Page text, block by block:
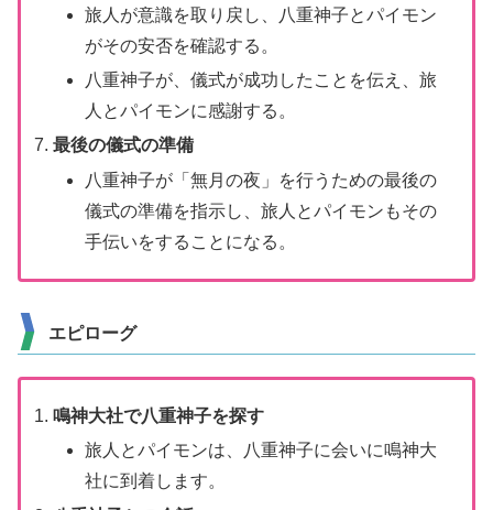
旅人が意識を取り戻し、八重神子とパイモン
がその安否を確認する。
八重神子が、儀式が成功したことを伝え、旅
人とパイモンに感謝する。
最後の儀式の準備
八重神子が「無月の夜」を行うための最後の
儀式の準備を指示し、旅人とパイモンもその
手伝いをすることになる。
エピローグ
鳴神大社で八重神子を探す
旅人とパイモンは、八重神子に会いに鳴神大
社に到着します。